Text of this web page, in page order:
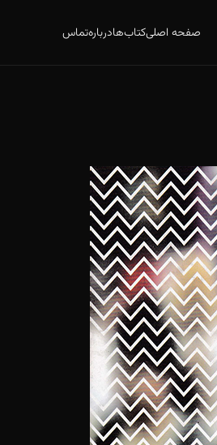
صفحه اصلیکتاب‌هادربارهتماس